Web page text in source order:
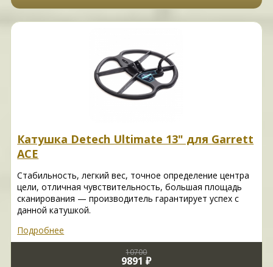
Катушка Detech Ultimate 13" для Garrett
ACE
Стабильность, легкий вес, точное определение центра
цели, отличная чувствительность, большая площадь
сканирования — производитель гарантирует успех с
данной катушкой.
Подробнее
10700
9891 ₽